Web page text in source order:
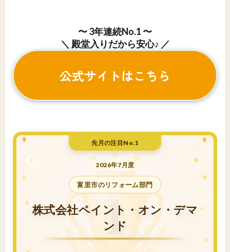
〜 3年連続No.1 〜
＼ 殿堂入りだから安心♪ ／
公式サイトはこちら
先月の注目No.1
2026年7月度
富里市のリフォーム部門
株式会社ペイント・オン・デマ
ンド